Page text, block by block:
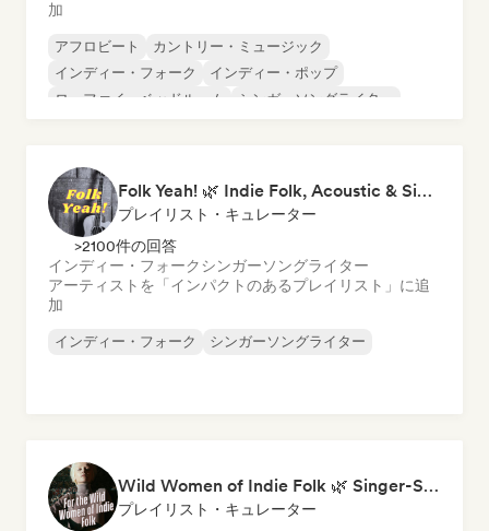
加
アフロビート
カントリー・ミュージック
インディー・フォーク
インディー・ポップ
ローファイ・ベッドルーム
シンガーソングライター
Folk Yeah! 🌿 Indie Folk, Acoustic & Singer-Songwriter
プレイリスト・キュレーター
>2100件の回答
インディー・フォークシンガーソングライター
アーティストを「インパクトのあるプレイリスト」に追
加
インディー・フォーク シンガーソングライター
Wild Women of Indie Folk 🌿 Singer-Songwriter, Folk & Acoustic
プレイリスト・キュレーター